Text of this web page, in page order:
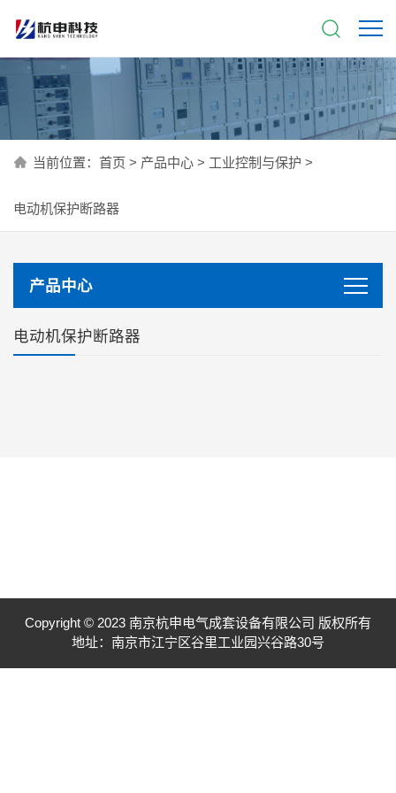
当前位置：首页 > 产品中心 > 工业控制与保护 >
电动机保护断路器
产品中心
电动机保护断路器
Copyright © 2023 南京杭申电气成套设备有限公司 版权所有
地址：南京市江宁区谷里工业园兴谷路30号